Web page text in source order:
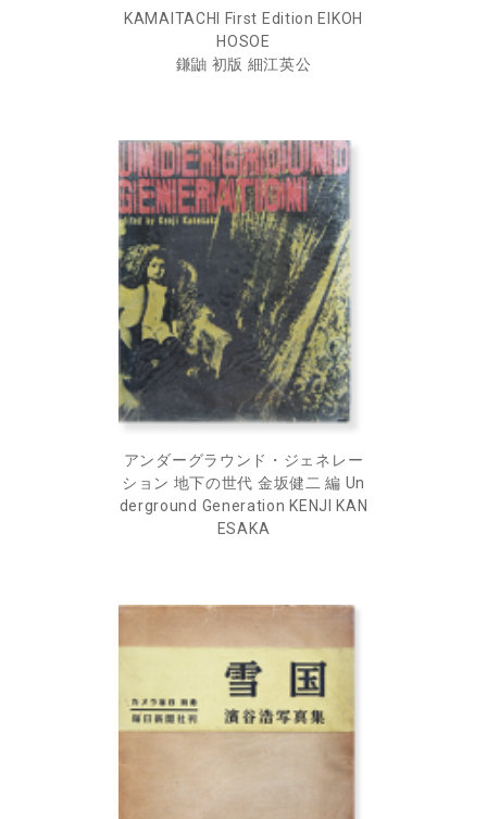
KAMAITACHI First Edition EIKOH
HOSOE
鎌鼬 初版 細江英公
アンダーグラウンド・ジェネレー
ション 地下の世代 金坂健二 編 Un
derground Generation KENJI KAN
ESAKA